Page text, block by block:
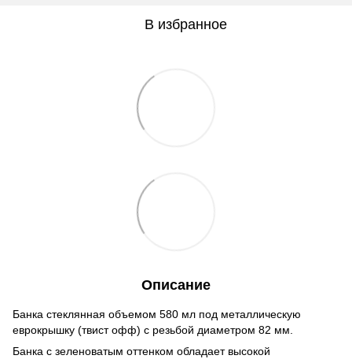
В избранное
Описание
Банка стеклянная объемом 580 мл под металлическую
еврокрышку (твист офф) с резьбой диаметром 82 мм.
Банка с зеленоватым оттенком обладает высокой